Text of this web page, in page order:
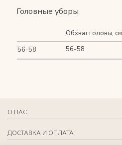
Головные уборы
Обхват головы, см
56-58
56-58
О НАС
ДОСТАВКА И ОПЛАТА